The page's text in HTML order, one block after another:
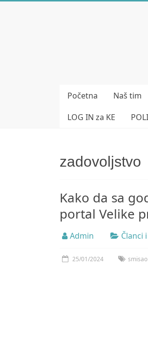
psihijatrije
Početna Naš tim
LOG IN za KE
zadovoljstvo
Kako da sa
portal Velike
Admin Članci
25/01/2024